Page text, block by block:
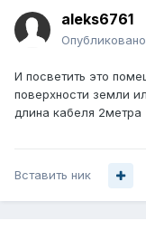
aleks6761
Опубликовано
И посветить это
поверхности земли
длина кабеля 2метра
Вставить ник